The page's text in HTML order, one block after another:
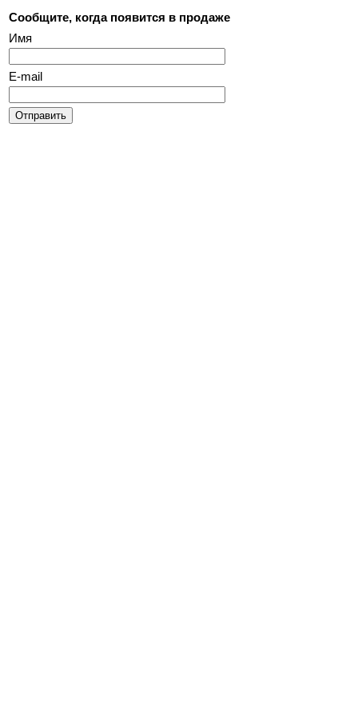
Сообщите, когда появится в продаже
Имя
E-mail